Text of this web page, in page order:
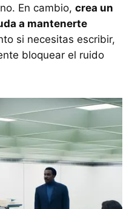
En cambio, crea un
a mantenerte
si necesitas escribir,
bloquear el ruido